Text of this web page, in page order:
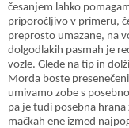
česanjem lahko
priporočljivo v primeru,
preprosto umazane, na
dolgodlakih pasmah je
vozle. Glede na tip in
Morda boste
umivamo zobe s
pa je tudi posebna hrana
mačkah ene izmed